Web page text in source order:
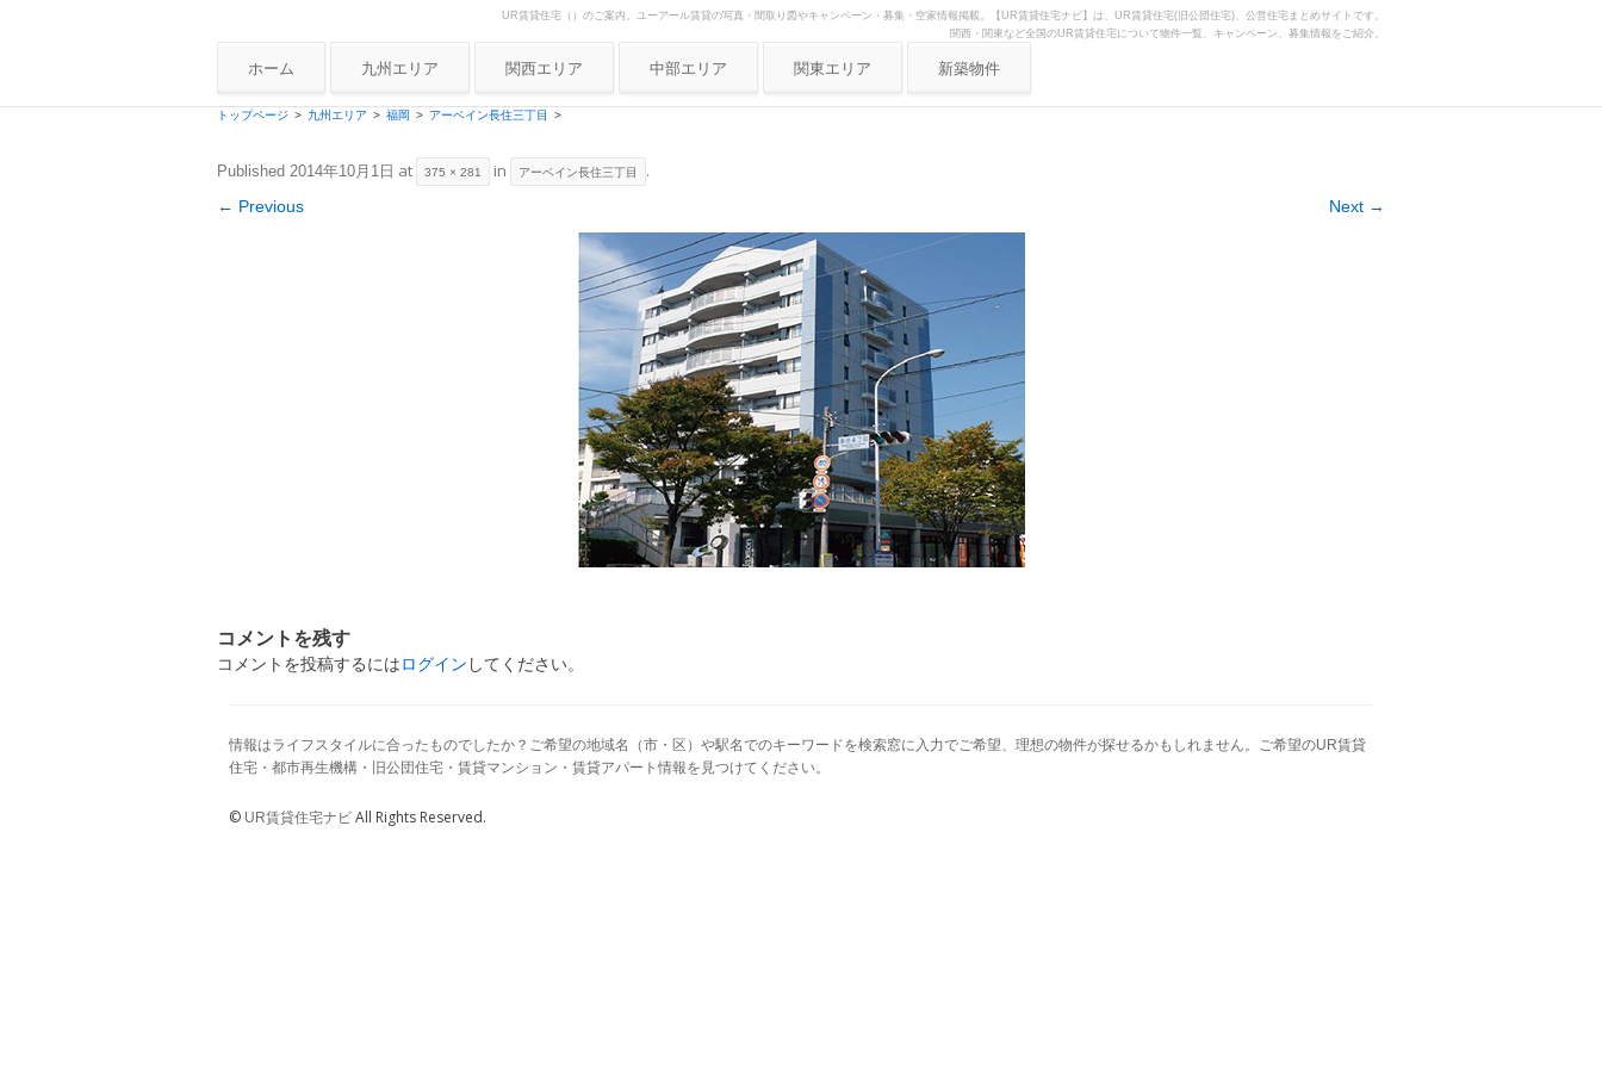
UR賃貸住宅（）のご案内。ユーアール賃貸の写真・間取り図やキャンペーン・募集・空家情報掲載。【UR賃貸住宅ナビ】は、UR賃貸住宅(旧公団住宅)、公営住宅まとめサイトです。
関西・関東など全国のUR賃貸住宅について物件一覧、キャンペーン、募集情報をご紹介。
ホーム 九州エリア 関西エリア
大阪府
兵庫県
中部エリア
三重県
関東エリア 新築物件
トップページ 九州エリア 福岡 アーベイン長住三丁目
Published 2014年10月1日 at 375 × 281 in アーベイン長住三丁目 .
← Previous Next →
コメントを残す
コメントを投稿するにはログイン してください。
情報はライフスタイルに合ったものでしたか？ご希望の地域名（市・区）や駅名でのキーワードを検索窓に入力でご希望、理想の物件が探せるかもしれません。ご希望のUR賃貸
住宅・都市再生機構・旧公団住宅・賃貸マンション・賃貸アパート情報を見つけてください。
© UR賃貸住宅ナビ All Rights Reserved.